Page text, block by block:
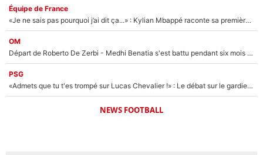
Équipe de France
«Je ne sais pas pourquoi j’ai dit ça...» : Kylian Mbappé raconte sa première rencontre avec Zinédine Zidane (et c’est très drôle)
OM
Départ de Roberto De Zerbi - Medhi Benatia s'est battu pendant six mois pour le retenir à l'OM, le PSG a été le naufrage de trop : «Je pars avec toi»
PSG
«Admets que tu t'es trompé sur Lucas Chevalier !» : Le débat sur le gardien du PSG vire au clash à l'After Foot
NEWS FOOTBALL